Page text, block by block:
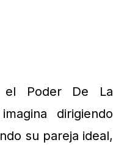
el Poder De La
dirigiendo
su pareja ideal,